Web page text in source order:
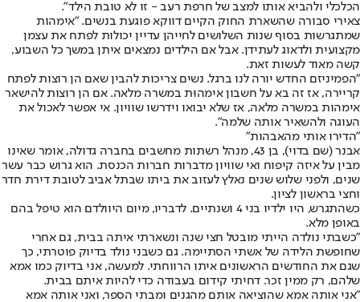
הכלכלי ולהביא אותו למצב של חרפת רעב - זו לא טובת הילד".
צאירי סבורה שהשארת החוק הקיים דווקא פוגעת בנשים. "אימהות
שמתגרשות בסוף שנות השלושים לחייהן עדיין יכולות לפתח את עצמן
מקצועית ולדאוג לעתידן. אבל אם הילדים נמצאים איתן במשך כל השבוע,
קשה מאוד לעשות זאת.
"הפמיניזם החדש יורה לנו ברגל. נשים צריכות להבין שאם הן רוצות לפתח
קריירה, אז זה בא על חשבון אימהוּת במשרה מלאה. אם הן רוצות להישאר
אימהות במשרה מלאה, אז שלא יבואו וידרשו שוויון. אי אפשר לאכול את
העוגה ולהשאיר אותה שלמה".
"הדירו אותי מהאבהות"
אבנר (שם בדוי), בן 43, מנהל רשתות מחשבים בחברה גדולה, אומר שאינו
מבין על איזה קיפוח ואי שוויון מדברות חברות הכנסת. הוא גרוש כבר עשר
שנים, ולפני שלוש שנים נאלץ לעזוב את ביתו שבתל אביב לטובת דירת חדר
וחצי בראשון לציון.
כשהתגרש, היו ילדיו בני 4 ושנתיים. לדבריו, מיום היוולדם הוא טיפל בהם
באופן מלא.
"כשבתי נולדה הייתי מובטל חצי שנה ונשארתי איתה בבית, גם אחרי
שחופשת הלידה של אשתי הסתיימה. גם כשבני נולד בדיוק פוטרתי, כך
שגם את החודשים הראשונים איתו הרווחתי. למעשה, אני בדיוק כמו אמא
שלהם, רק ממין זכר. דחיתי קידום בעבודה כדי להיות איתם בבית.
"אני אותה אמא שהוציאה אותם מהגנים ומבתי הספר, ואני אותה אמא